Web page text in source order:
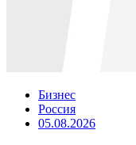
Бизнес
Россия
05.08.2026